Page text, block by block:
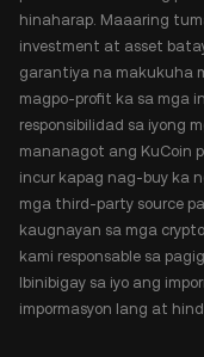
hinaharap. Maaaring
investment at asset
garantiya na makukuha
magpo-profit ka sa mga
responsibilidad sa iyong
mananagot ang KuCoin
incur kapag nag-buy ka
mga third-party source
kaugnayan sa mga
kami responsable sa
Ibinibigay sa iyo ang
impormasyon lang at